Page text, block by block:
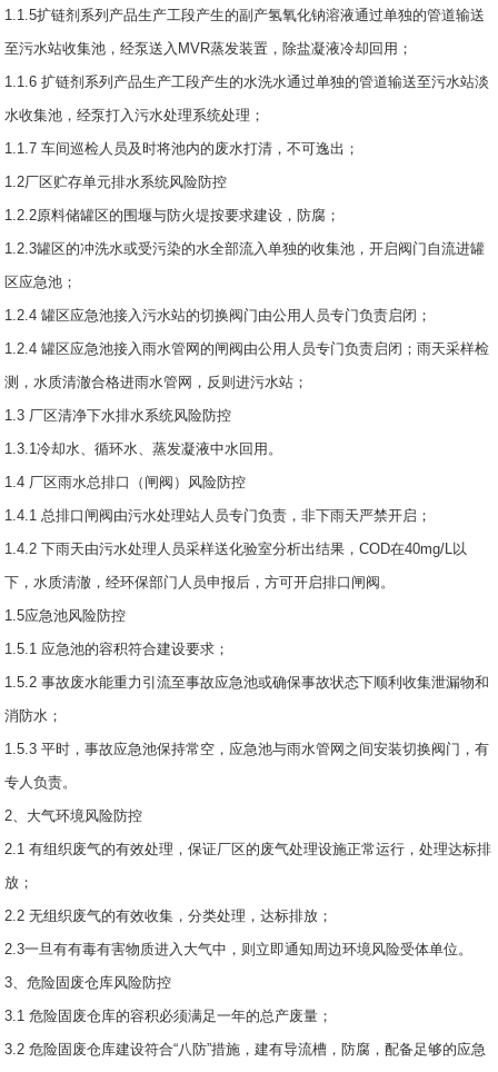
1.1.5扩链剂系列产品生产工段产生的副产氢氧化钠溶液通过单独的管道输送
至污水站收集池，经泵送入MVR蒸发装置，除盐凝液冷却回用；
1.1.6 扩链剂系列产品生产工段产生的水洗水通过单独的管道输送至污水站淡
水收集池，经泵打入污水处理系统处理；
1.1.7 车间巡检人员及时将池内的废水打清，不可逸出；
1.2厂区贮存单元排水系统风险防控
1.2.2原料储罐区的围堰与防火堤按要求建设，防腐；
1.2.3罐区的冲洗水或受污染的水全部流入单独的收集池，开启阀门自流进罐
区应急池；
1.2.4 罐区应急池接入污水站的切换阀门由公用人员专门负责启闭；
1.2.4 罐区应急池接入雨水管网的闸阀由公用人员专门负责启闭；雨天采样检
测，水质清澈合格进雨水管网，反则进污水站；
1.3 厂区清净下水排水系统风险防控
1.3.1冷却水、循环水、蒸发凝液中水回用。
1.4 厂区雨水总排口（闸阀）风险防控
1.4.1 总排口闸阀由污水处理站人员专门负责，非下雨天严禁开启；
1.4.2 下雨天由污水处理人员采样送化验室分析出结果，COD在40mg/L以
下，水质清澈，经环保部门人员申报后，方可开启排口闸阀。
1.5应急池风险防控
1.5.1 应急池的容积符合建设要求；
1.5.2 事故废水能重力引流至事故应急池或确保事故状态下顺利收集泄漏物和
消防水；
1.5.3 平时，事故应急池保持常空，应急池与雨水管网之间安装切换阀门，有
专人负责。
2、大气环境风险防控
2.1 有组织废气的有效处理，保证厂区的废气处理设施正常运行，处理达标排
放；
2.2 无组织废气的有效收集，分类处理，达标排放；
2.3一旦有有毒有害物质进入大气中，则立即通知周边环境风险受体单位。
3、危险固废仓库风险防控
3.1 危险固废仓库的容积必须满足一年的总产废量；
3.2 危险固废仓库建设符合“八防”措施，建有导流槽，防腐，配备足够的应急